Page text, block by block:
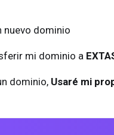
nuevo dominio
mi dominio a
dominio, Usaré mi